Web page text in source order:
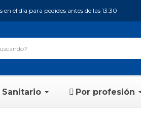
el día para pedidos antes de las 13:30
Sanitario Por profesión